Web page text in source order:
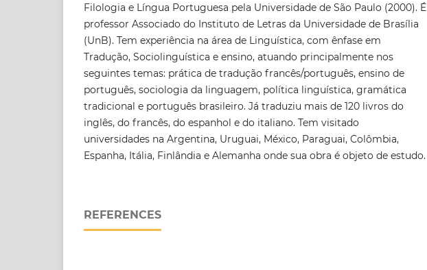
Filologia e Língua Portuguesa pela Universidade de São Paulo (2000). É
professor Associado do Instituto de Letras da Universidade de Brasília
(UnB). Tem experiência na área de Linguística, com ênfase em
Tradução, Sociolinguística e ensino, atuando principalmente nos
seguintes temas: prática de tradução francês/português, ensino de
português, sociologia da linguagem, política linguística, gramática
tradicional e português brasileiro. Já traduziu mais de 120 livros do
inglês, do francês, do espanhol e do italiano. Tem visitado
universidades na Argentina, Uruguai, México, Paraguai, Colômbia,
Espanha, Itália, Finlândia e Alemanha onde sua obra é objeto de estudo.
REFERENCES